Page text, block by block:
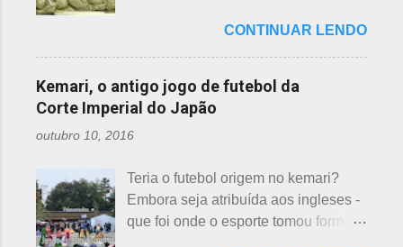
redes sociais. Algumas instituições
repassar aos necessitados. A pref...
números com significados ruins. Nos
tempos antigos, outras idades eram
incluídas como desfavoráveis. Yaku,
se traduz como infortúnio ou má sorte
ano. Se procurarmos pela tradução
da palavra Yakudoshi no Google,
aparece a palavra climatério. Embora
não haja muita informação, encontrei
números 4 (pronunciado " shi ") e 9
(pronunciado " ku ") são
considerados de azar, por causa da
pronúncia. "Shi" significa, também,
morte e "ku" , agonia ou tortura. 7 é
um número auspicioso em quase
sendo exceção no Japão. Este
número é incluído em vários termos,
por exemplo: 7 maravilhas do mundo,
CONTINUAR LENDO
Kemari, o antigo jogo de futebol da
Corte Imperial do Japão
outubro 10, 2016
Teria o futebol origem no kemari?
Embora seja atribuída aos ingleses -
que foi onde o esporte tomou forma -